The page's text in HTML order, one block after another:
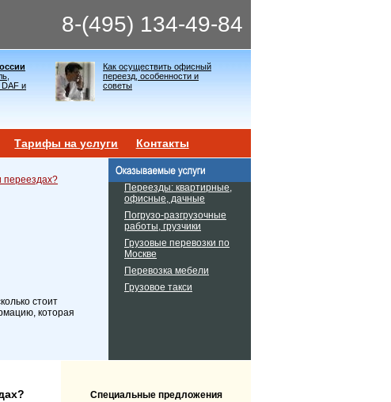
8-(495) 134-49-84
и
Как осуществить офисный
переезд, особенности и
советы
Тарифы на услуги Контакты
переездах?
стоит
которая
Переезды: квартирные,
офисные, дачные
Погрузо-разгрузочные
работы, грузчики
Грузовые перевозки по
Москве
Перевозка мебели
Грузовое такси
Специальные предложения